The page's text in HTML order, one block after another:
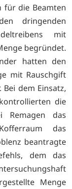
für die Beamten
dringenden
mit
begründet.
hatten den
mit Rauschgift
dem Einsatz,
die
Remagen das
das
beantragte
dem das
Menge